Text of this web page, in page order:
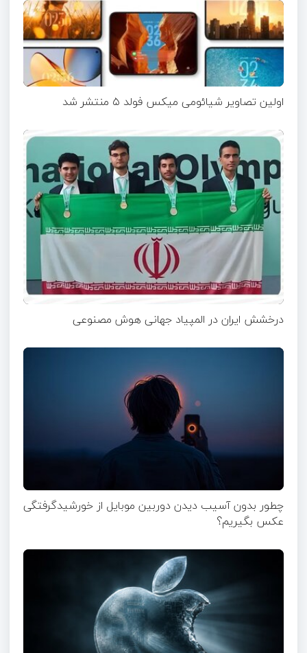
اولین تصاویر شیائومی میکس فولد ۵ منتشر شد
درخشش ایران در المپیاد جهانی هوش مصنوعی
چطور بدون آسیب دیدن دوربین موبایل از خورشیدگرفتگی
عکس بگیریم؟